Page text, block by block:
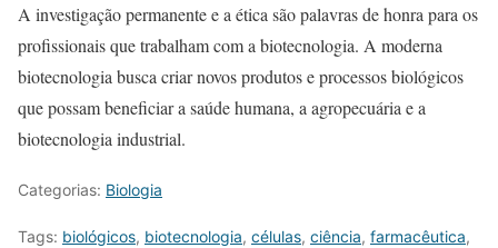
A investigação permanente e a ética são palavras de honra para os
profissionais que trabalham com a biotecnologia. A moderna
biotecnologia busca criar novos produtos e processos biológicos
que possam beneficiar a saúde humana, a agropecuária e a
biotecnologia industrial.
Categorias: Biologia
Tags: biológicos, biotecnologia, células, ciência, farmacêutica,